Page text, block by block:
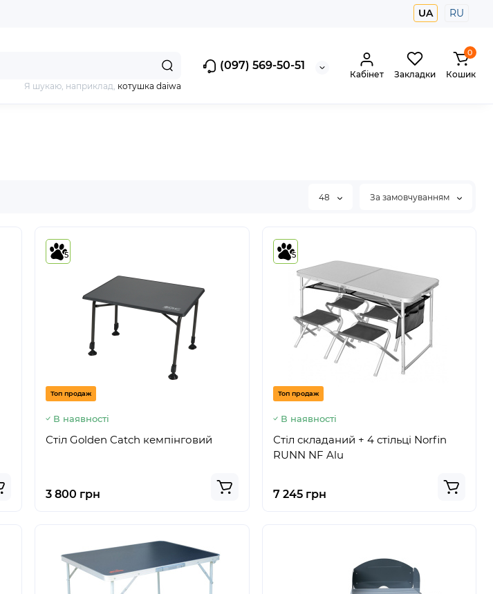
UA RU
(097) 569-50-51
Я шукаю, наприклад, котушка daiwa
Кабінет Закладки
0
Кошик
48 За замовчуванням
5
Топ продаж
В наявності
Стіл Golden Catch кемпінговий
3 800 грн
5
Топ продаж
В наявності
Стіл складаний + 4 стільці Norfin
RUNN NF Alu
7 245 грн